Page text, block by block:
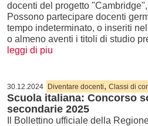
docenti del progetto
Possono partecipare docenti
tempo indeterminato, o inseriti
o almeno aventi i titoli di studio
leggi di piu
30.12.2024 Diventare docenti, Classi di
Scuola italiana: Concorso
secondarie 2025
Il Bollettino ufficiale della